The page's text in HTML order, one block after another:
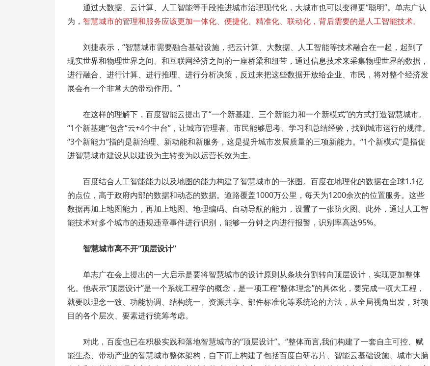
通过大数据、云计算、人工智能等手段推进城市治理现代化，大城市也可以变得更“聪明”。单志广认
为， 智慧城市的管理和服务应该更加一体化、便捷化、精准化、联动化，背后需要的是人工智能技术。
刘捷表示，“智慧城市需要融合基础设施，把云计算、大数据、人工智能等技术融合在一起，起到了
现实世界和物理世界之间、和互联网经济之间的一座桥梁和纽带，通过信息技术来采集物理世界的数据，
进行融合、进行计算、进行推理、进行分析决策，反过来把这些数据开放给企业、市民，将对整个经济发
展会有一个非常大的带动作用。”
在这样的理解下，百度智能云提出了“一个新基建、三个新能力和一个新模式”的方式打造智慧城市。
“1个新基建”包含“云+4个中台”，让城市管理者、市民能够思考、学习和总结经验，找到城市运行的规律。
“3个新能力”指的是新治理、新动能和新服务，这是提升城市发展质量的三项新能力。“1个新模式”是指促
进智慧城市建设从以建设为主转变为以运营长效为主。
百度结合人工智能能力以及地图的能力构建了智慧城市的一张图。百度在地理化的数据在全球1.1亿
的点位，高于政府内部的数据和动态的数据。道路覆盖1000万公里，每天为1200余次的位置服务。这些
数据再加上地图能力，再加上地图、地理编码、自动导航的能力，设置了一张防火图。此外，通过人工智
能技术对多个城市的违规违章事件进行识别，能够一分钟之内进行报警，识别率高达95%。
智慧城市离不开“顶层设计”
单志广在会上提出的一大启示是要将智慧城市的设计原则从条块分割转向顶层设计，实现更加整体
化。他表示“顶层设计”是一个系统工程学的概念，是一项工程“整体理念”的具体化，要完成一项大工程，
就要以理念一致、功能协调、结构统一、资源共享、部件标准化等系统论的方法，从全局视角出发，对项
目的各个层次、要素进行统筹考虑。
对此，百度也已在积极实践和落地智慧城市的“顶层设计”。“整体而言,我们构建了一套自主可控、赋
能生态、带动产业的智慧城市整体架构，自下而上构建了包括百度自研芯片、智能云基础设施、城市大脑